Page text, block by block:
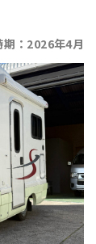
： 2026年4月